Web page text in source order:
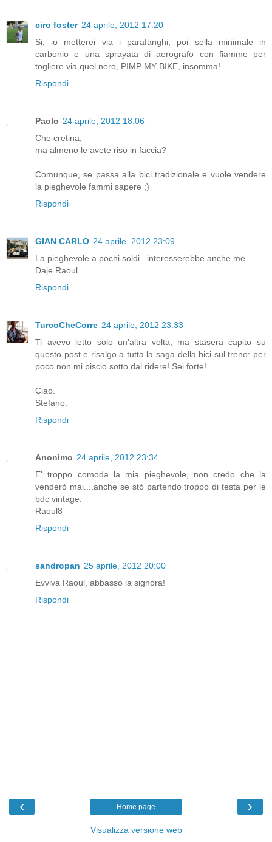
ciro foster 24 aprile, 2012 17:20
Si, io metterei via i parafanghi, poi sella minimale in
carbonio e una sprayata di aerografo con fiamme per
togliere via quel nero, PIMP MY BIKE, insomma!
Rispondi
Paolo 24 aprile, 2012 18:06
Che cretina,
ma almeno le avete riso in faccia?
Comunque, se passa alla bici tradizionale e vuole vendere
la pieghevole fammi sapere ;)
Rispondi
GIAN CARLO 24 aprile, 2012 23:09
La pieghevole a pochi soldi ..interesserebbe anche me.
Daje Raoul
Rispondi
TurcoCheCorre 24 aprile, 2012 23:33
Ti avevo letto solo un'altra volta, ma stasera capito su
questo post e risalgo a tutta la saga della bici sul treno: per
poco non mi piscio sotto dal ridere! Sei forte!
Ciao.
Stefano.
Rispondi
Anonimo 24 aprile, 2012 23:34
E' troppo comoda la mia pieghevole, non credo che la
venderò mai....anche se stò partendo troppo di testa per le
bdc vintage.
Raoul8
Rispondi
sandropan 25 aprile, 2012 20:00
Evviva Raoul, abbasso la signora!
Rispondi
‹ ›
Home page
Visualizza versione web